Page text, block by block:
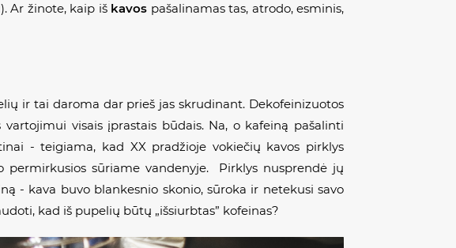
Ar žinote, kaip iš kavos pašalinamas tas, atrodo, esminis,
ir tai daroma dar prieš jas skrudinant. Dekofeinizuotos
visais įprastais būdais. Na, o kafeiną pašalinti
- teigiama, kad XX pradžioje vokiečių kavos pirklys
sūriame vandenyje. Pirklys nusprendė jų
- kava buvo blankesnio skonio, sūroka ir netekusi savo
kad iš pupelių būtų „išsiurbtas” kofeinas?